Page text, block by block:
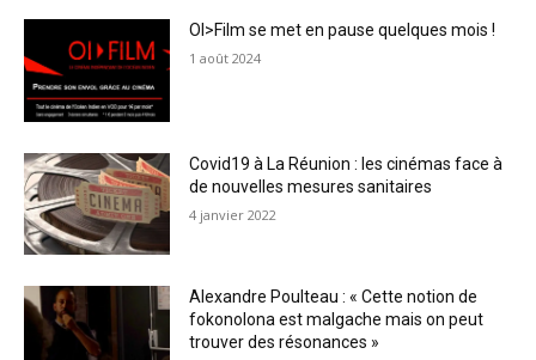
OI>Film se met en pause quelques mois !
1 août 2024
Covid19 à La Réunion : les cinémas face à
de nouvelles mesures sanitaires
4 janvier 2022
Alexandre Poulteau : « Cette notion de
fokonolona est malgache mais on peut
trouver des résonances »